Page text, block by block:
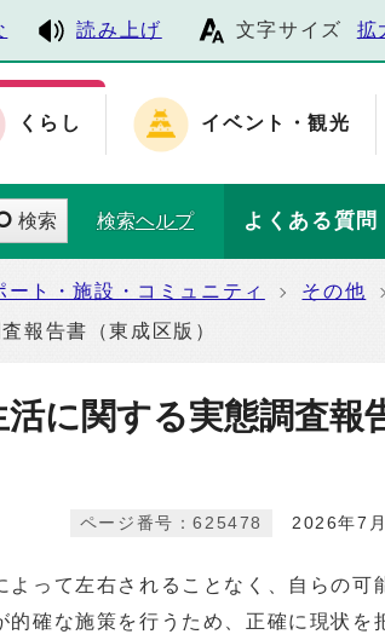
読み上げ 文字サイズ 拡
くらし イベント・観光
検索 検索ヘルプ よくある質問
ート・施設・コミュニティ
その他
報告書（東成区版）
に関する実態調査報
2026年7
ページ番号：625478
って左右されることなく、自らの可
確な施策を行うため、正確に現状を